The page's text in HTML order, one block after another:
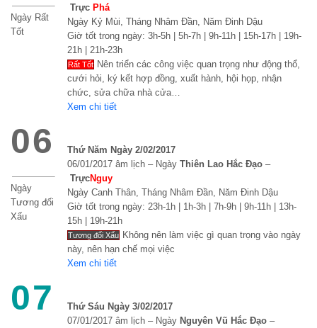
Ngày Rất
Tốt
Trực Phá
Ngày Kỷ Mùi, Tháng Nhâm Đần, Năm Đinh Dậu
Giờ tốt trong ngày: 3h-5h | 5h-7h | 9h-11h | 15h-17h | 19h-
21h | 21h-23h
Rất Tốt Nên triển các công việc quan trọng như động thổ,
cưới hỏi, ký kết hợp đồng, xuất hành, hội họp, nhận
chức, sửa chữa nhà cửa…
Xem chi tiết
06
Ngày
Tương đối
Xấu
Thứ Năm Ngày 2/02/2017
06/01/2017 âm lịch – Ngày Thiên Lao Hắc Đạo –
TrựcNguy
Ngày Canh Thân, Tháng Nhâm Đần, Năm Đinh Dậu
Giờ tốt trong ngày: 23h-1h | 1h-3h | 7h-9h | 9h-11h | 13h-
15h | 19h-21h
Tương đối Xấu Không nên làm việc gì quan trọng vào ngày
này, nên hạn chế mọi việc
Xem chi tiết
07
Thứ Sáu Ngày 3/02/2017
07/01/2017 âm lịch – Ngày Nguyên Vũ Hắc Đạo –